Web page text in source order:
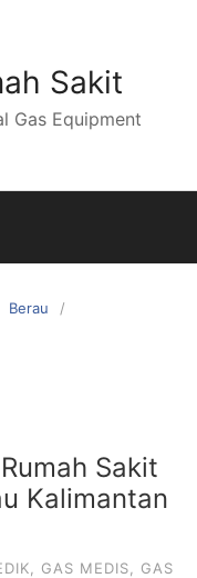
Sakit
Gas Equipment
Berau
Sakit
Kalimantan
GAS MEDIS
GAS